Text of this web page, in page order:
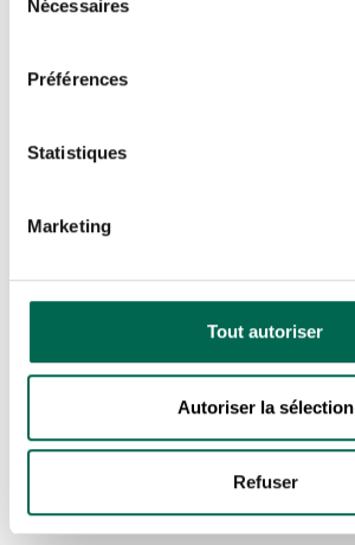
Nécessaires
Préférences
Statistiques
Marketing
Tout autoriser
Autoriser la sélection
Refuser